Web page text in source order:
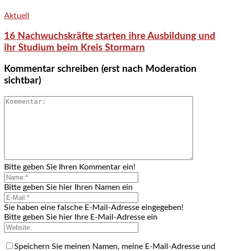
Aktuell
16 Nachwuchskräfte starten ihre Ausbildung und
ihr Studium beim Kreis Stormarn
Kommentar schreiben (erst nach Moderation
sichtbar)
Bitte geben Sie Ihren Kommentar ein!
Bitte geben Sie hier Ihren Namen ein
Sie haben eine falsche E-Mail-Adresse eingegeben!
Bitte geben Sie hier Ihre E-Mail-Adresse ein
Speichern Sie meinen Namen, meine E-Mail-Adresse und